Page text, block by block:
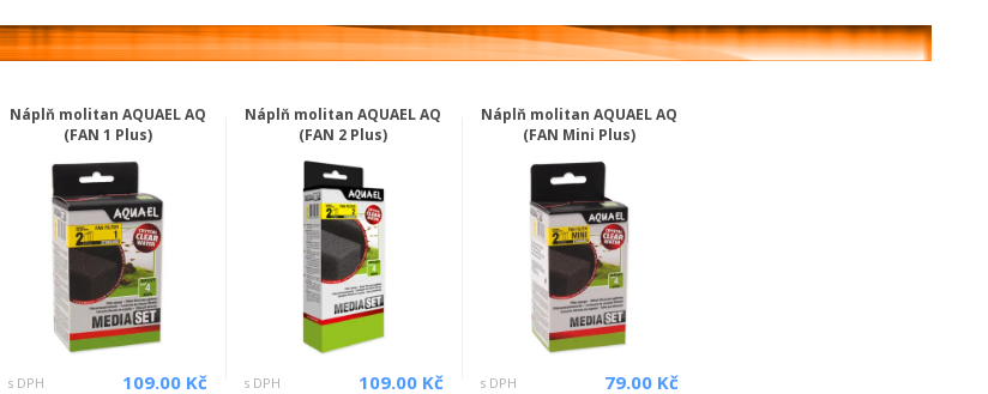
Náplň molitan AQUAEL AQ
(FAN 1 Plus)
s DPH 109.00 Kč
Náplň molitan AQUAEL AQ
(FAN 2 Plus)
s DPH 109.00 Kč
Náplň molitan AQUAEL AQ
(FAN Mini Plus)
s DPH 79.00 Kč